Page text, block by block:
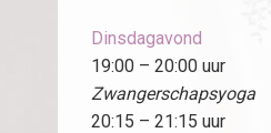
Dinsdagavond
19:00 – 20:00 uur
Zwangerschapsyoga
20:15 – 21:15 uur